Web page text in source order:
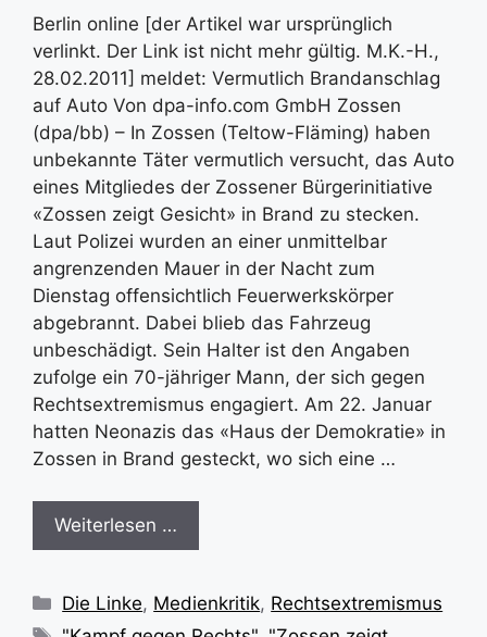
Berlin online [der Artikel war ursprünglich
verlinkt. Der Link ist nicht mehr gültig. M.K.-H.,
28.02.2011] meldet: Vermutlich Brandanschlag
auf Auto Von dpa-info.com GmbH Zossen
(dpa/bb) – In Zossen (Teltow-Fläming) haben
unbekannte Täter vermutlich versucht, das Auto
eines Mitgliedes der Zossener Bürgerinitiative
«Zossen zeigt Gesicht» in Brand zu stecken.
Laut Polizei wurden an einer unmittelbar
angrenzenden Mauer in der Nacht zum
Dienstag offensichtlich Feuerwerkskörper
abgebrannt. Dabei blieb das Fahrzeug
unbeschädigt. Sein Halter ist den Angaben
zufolge ein 70-jähriger Mann, der sich gegen
Rechtsextremismus engagiert. Am 22. Januar
hatten Neonazis das «Haus der Demokratie» in
Zossen in Brand gesteckt, wo sich eine …
Weiterlesen …
Kategorien
Die Linke, Medienkritik, Rechtsextremismus
Schlagwörter